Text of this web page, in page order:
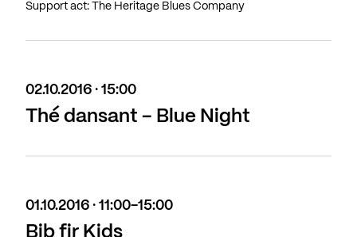
Support act: The Heritage Blues Company
02.10.2016 · 15:00
Thé dansant - Blue Night
01.10.2016 · 11:00-15:00
Bib fir Kids